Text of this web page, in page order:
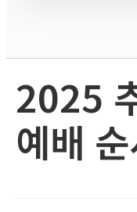
2025
예배